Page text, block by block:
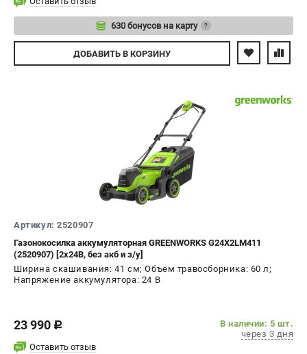
630 бонусов на карту ?
Авторизуйтесь
ДОБАВИТЬ В КОРЗИНУ
Артикул: 2520907
Газонокосилка аккумуляторная GREENWORKS G24X2LM411
(2520907) [2х24В, без акб и з/у]
Ширина скашивания: 41 см; Объем травосборника: 60 л;
Напряжение аккумулятора: 24 В
23 990 c
В наличии: 5 шт.
через 3 дня
Оставить отзыв